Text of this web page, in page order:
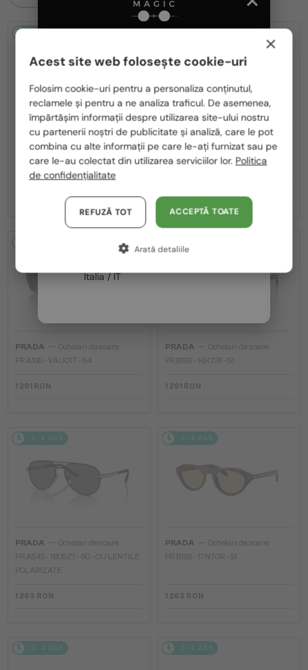
2-4 ZILE
PRADA—Ochelari de soare
PR A17S - 15W04D - 54 - CU LENTILE
POLARIZATE
2-4 ZILE
PRADA—Ochelari de soare
PR A17S - 16K731 - 54
PRADA
Ochelari de soare
PR A13S - VAU01T - 54
1 291 RON
PRADA
Ochelari de soare
PR B15S - 16K731 - 51
1 291 RON
2-4 ZILE
PRADA
Ochelari de soare
PR A54S - 1BO5Z1 - 60 - CU LENTILE
POLARIZATE
1 263 RON
2-4 ZILE
PRADA
Ochelari de soare
PR B15S - 17N70R - 51
1 263 RON
2-4 ZILE 2-4 ZILE
România / RO
Polska / PL
Magyarország / HU
United Arab Emirates / EN
Austria / AT
Germania / DE
Franța / FR
Italia / IT
×
Acest site web folosește cookie-uri
Folosim cookie-uri pentru a personaliza conținutul,
reclamele și pentru a ne analiza traficul. De asemenea,
împărtășim informații despre utilizarea site-ului nostru
cu partenerii noștri de publicitate și analiză, care le pot
combina cu alte informații pe care le-ați furnizat sau pe
care le-au colectat din utilizarea serviciilor lor. Politica
de confidențialitate
ACCEPTĂ TOATE
REFUZĂ TOT
Arată detaliile